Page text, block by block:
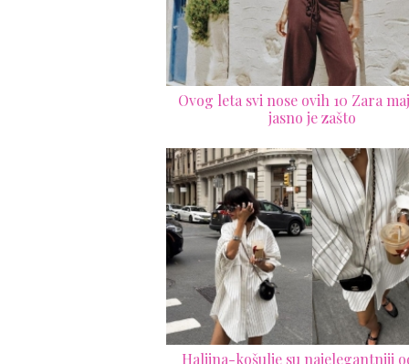
Ovog leta svi nose ovih 10 Zara
jasno je zašto
Haljina-košulje su najelegantniji